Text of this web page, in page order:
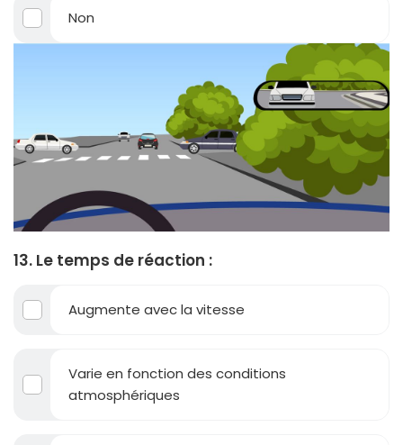
Non
13. Le temps de réaction :
Augmente avec la vitesse
Varie en fonction des conditions
atmosphériques